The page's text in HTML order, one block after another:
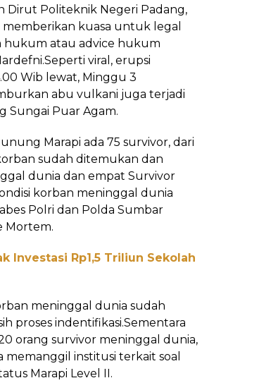
Dirut Politeknik Negeri Padang,
kuasa untuk legal
hukum atau advice hukum
viral, erupsi
Wib lewat, Minggu 3
abu vulkani juga terjadi
Sungai Puar Agam.
Marapi ada 75 survivor, dari
sudah ditemukan dan
dunia dan empat Survivor
korban meninggal dunia
Polri dan Polda Sumbar
Mortem.
Investasi Rp1,5 Triliun Sekolah
meninggal dunia sudah
proses indentifikasi.Sementara
orang survivor meninggal dunia,
institusi terkait soal
Marapi Level II.